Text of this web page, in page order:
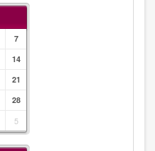
7
14
21
28
5